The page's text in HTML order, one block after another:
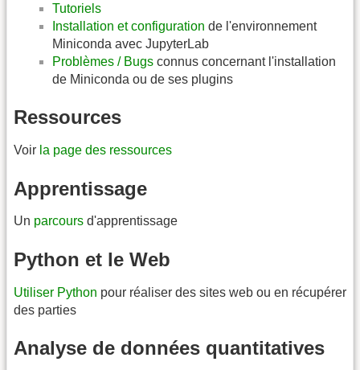
Tutoriels
Installation et configuration de l'environnement
Miniconda avec JupyterLab
Problèmes / Bugs connus concernant l'installation
de Miniconda ou de ses plugins
Ressources
Voir la page des ressources
Apprentissage
Un parcours d'apprentissage
Python et le Web
Utiliser Python pour réaliser des sites web ou en récupérer
des parties
Analyse de données quantitatives